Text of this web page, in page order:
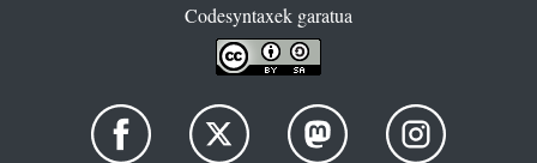
Codesyntaxek garatua